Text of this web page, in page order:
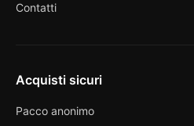
Contatti
Acquisti sicuri
Pacco anonimo